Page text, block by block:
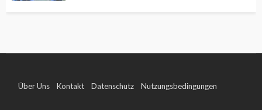
Über Uns Kontakt Datenschutz Nutzungsbedingungen